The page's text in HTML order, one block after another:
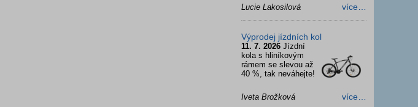
Lucie Lakosilová
více…
Výprodej jízdních kol
11. 7. 2026 Jízdní
kola s hliníkovým
rámem se slevou až
40 %, tak neváhejte!
Iveta Brožková více…